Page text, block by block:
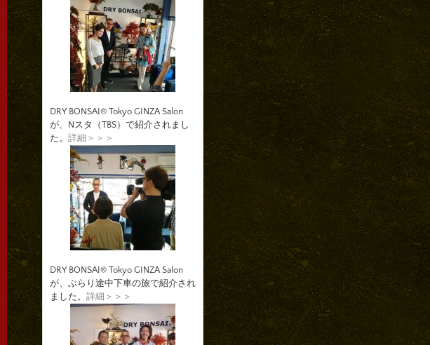
DRY BONSAI® Tokyo GINZA Salon
が、Nスタ（TBS）で紹介されまし
た。 詳細＞＞＞
DRY BONSAI® Tokyo GINZA Salon
が、ぶらり途中下車の旅で紹介され
ました。 詳細＞＞＞